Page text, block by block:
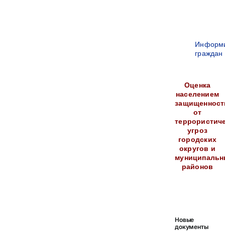
граждан
Оценка
населением
от
угроз
городских
округов и
районов
Новые
документы